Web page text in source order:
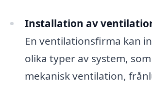
Installation av
En ventilationsfirma kan
olika typer av system,
mekanisk ventilation,